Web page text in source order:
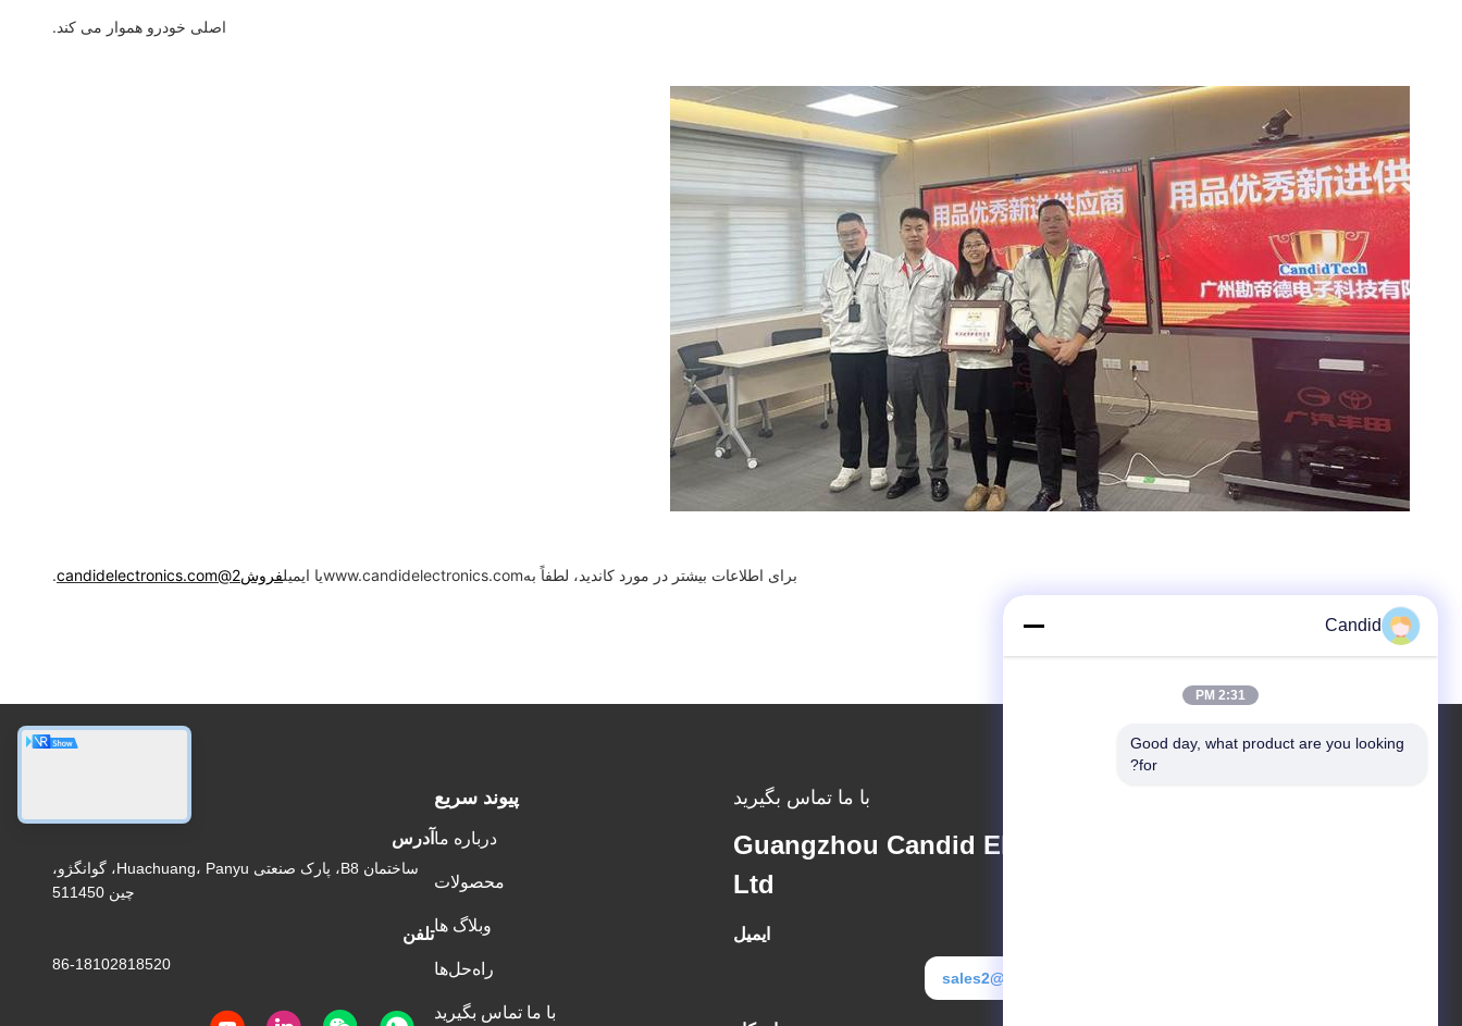
اصلی خودرو هموار می کند.
برای اطلاعات بیشتر در مورد کاندید، لطفاً بهwww.candidelectronics.comیا ایمیلفروش2@candidelectronics.com .
با ما تماس بگیرید
Guangzhou Candid Electronics Co.,
Ltd
ایمیل
sales2@candidelectronics.com
پيوند سريع
درباره ما
محصولات
وبلاگ ها
راه‌حل‌ها
با ما تماس بگیرید
آدرس
ساختمان B8، پارک صنعتی Huachuang، Panyu، گوانگژو،
چین 511450
تلفن
86-18102818520
Candid
2:31 PM
Good day, what product are you looking
for?